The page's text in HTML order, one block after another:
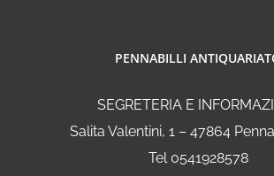
PENNABILLI
SEGRETERIA E
Salita Valentini, 1 – 47864
Tel 0541928578